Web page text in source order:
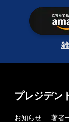
プレジデン
お知らせ 著者